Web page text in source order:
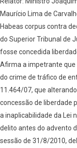
Maurício Lima de
Habeas corpus contra
do Superior Tribunal de
fosse concedida
Afirma a impetrante
do crime de tráfico de
11.464/07, que
concessão de liberdade
a inaplicabilidade da Lei
delito antes do advento
sessão de 31/8/2010,